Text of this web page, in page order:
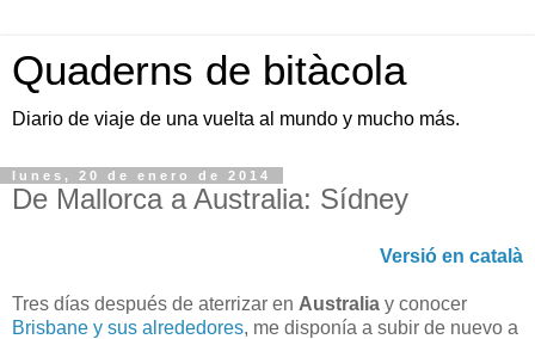
Quaderns de bitàcola
Diario de viaje de una vuelta al mundo y mucho más.
lunes, 20 de enero de 2014
De Mallorca a Australia: Sídney
Versió en català
Tres días después de aterrizar en Australia y conocer
Brisbane y sus alrededores, me disponía a subir de nuevo a